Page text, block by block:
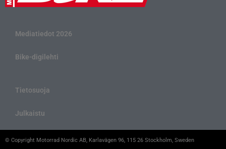
Mediatiedot 2026
Bike-digilehti
Tietosuoja
Julkaistu
© Copyright Motorrad Nordic AB, Karlavägen 96, 115 26 Stockholm, Sweden